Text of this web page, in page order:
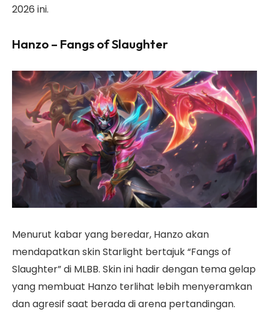
2026 ini.
Hanzo – Fangs of Slaughter
Menurut kabar yang beredar, Hanzo akan
mendapatkan skin Starlight bertajuk “Fangs of
Slaughter” di MLBB. Skin ini hadir dengan tema gelap
yang membuat Hanzo terlihat lebih menyeramkan
dan agresif saat berada di arena pertandingan.